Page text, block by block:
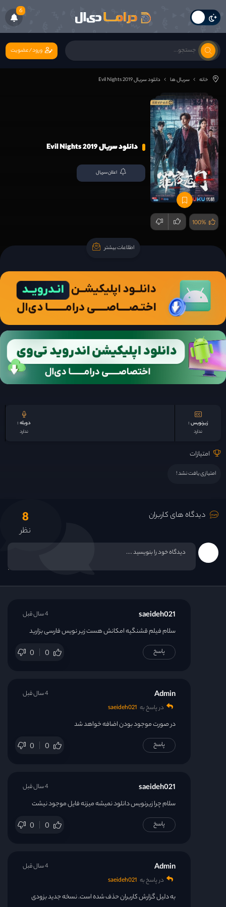
6
ورود/عضویت
خانه سریال ها دانلود سریال Evil Nights 2019
100%
دانلود سریال Evil Nights 2019
اعلان سریال
اطلاعات بیشتر
زیرنویس :
ندارد
دوبله :
ندارد
امتیازات
امتیازی یافت نشد !
دیدگاه های کاربران 8
نظر
saeideh021
سلام فیلم قشنگیه امکانش هست زیر نویس فارسی بزارید
0 0
4 سال قبل
پاسخ
Admin
در پاسخ به saeideh021
در صورت موجود بودن اضافه خواهد شد
0 0
4 سال قبل
پاسخ
saeideh021
سلام چرا زیرنویس دانلود نمیشه میزنه فایل موجود نیشت
0 0
4 سال قبل
پاسخ
Admin
در پاسخ به saeideh021
به دلیل گزارش کاربران حذف شده است. نسخه جدید بزودی
4 سال قبل